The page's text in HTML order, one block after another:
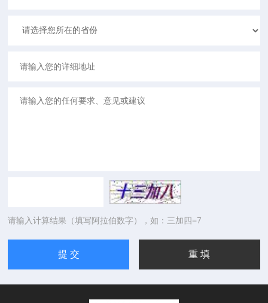
请输入计算结果（填写阿拉伯数字），如：三加四=7